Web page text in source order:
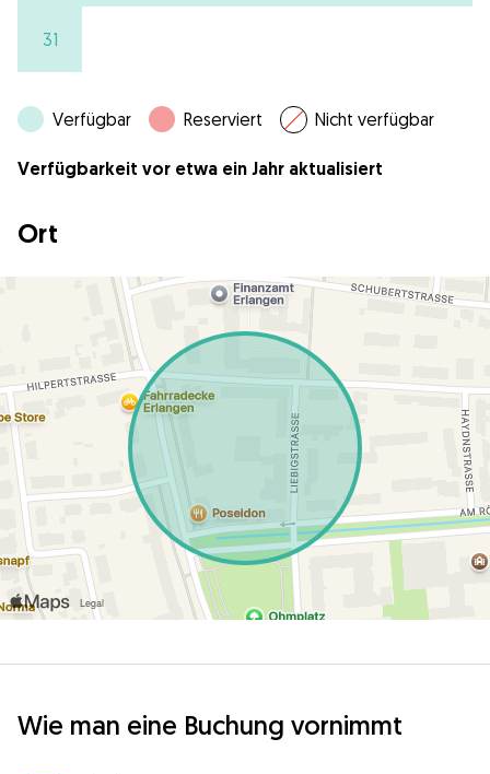
31
Verfügbar Reserviert Nicht verfügbar
Verfügbarkeit vor etwa ein Jahr aktualisiert
Ort
Wie man eine Buchung vornimmt